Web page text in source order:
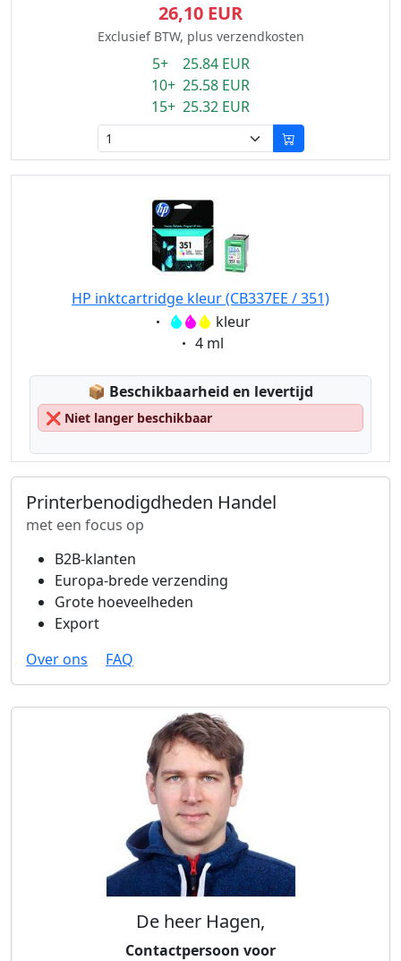
26,10 EUR
Exclusief BTW, plus verzendkosten
5+ 25.84 EUR
10+ 25.58 EUR
15+ 25.32 EUR
HP inktcartridge kleur (CB337EE / 351)
Eigenschaft:kleur
Eigenschaft:
4 ml
📦 Lagerstatus:
Beschikbaarheid en levertijd
❌ Niet langer beschikbaar
Printerbenodigdheden Handel
met een focus op
B2B-klanten
Europa-brede verzending
Grote hoeveelheden
Export
Over ons
FAQ
De heer Hagen,
Contactpersoon voor